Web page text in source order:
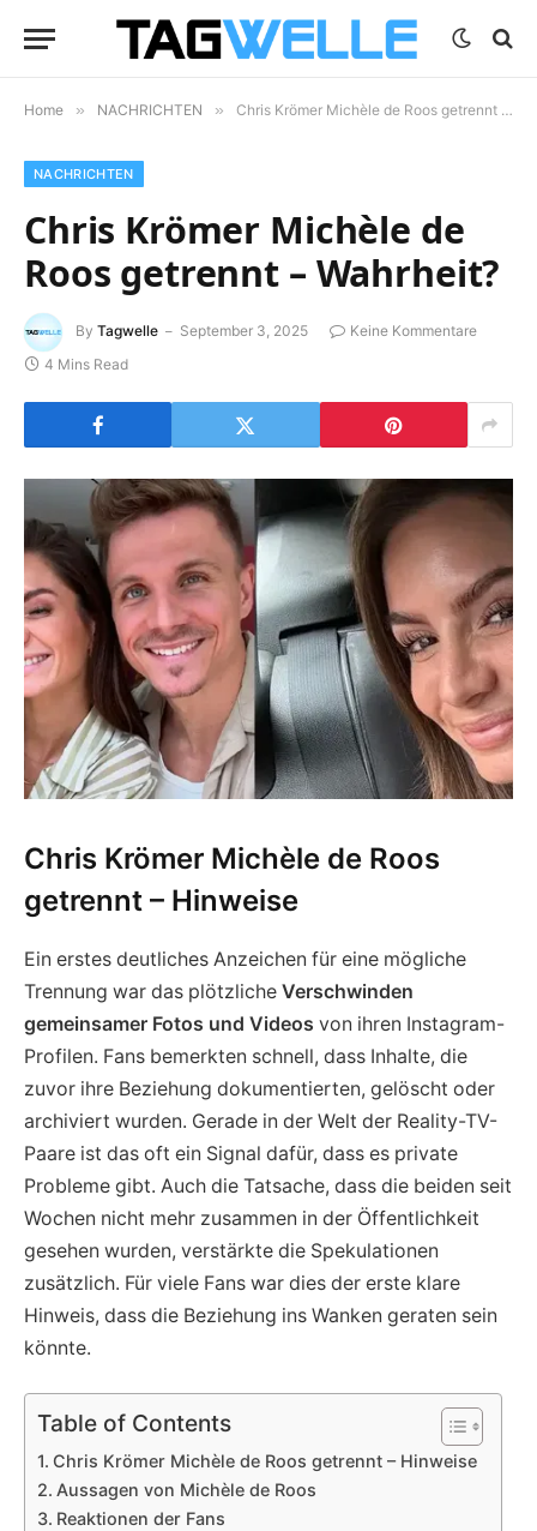
Home » NACHRICHTEN » Chris Krömer Michèle de Roos getrennt – Wahrheit?
NACHRICHTEN
Chris Krömer Michèle de
Roos getrennt – Wahrheit?
By Tagwelle September 3, 2025
Keine Kommentare
4 Mins Read
Chris Krömer Michèle de Roos
getrennt – Hinweise
Ein erstes deutliches Anzeichen für eine mögliche
Trennung war das plötzliche Verschwinden
gemeinsamer Fotos und Videos von ihren Instagram-
Profilen. Fans bemerkten schnell, dass Inhalte, die
zuvor ihre Beziehung dokumentierten, gelöscht oder
archiviert wurden. Gerade in der Welt der Reality-TV-
Paare ist das oft ein Signal dafür, dass es private
Probleme gibt. Auch die Tatsache, dass die beiden seit
Wochen nicht mehr zusammen in der Öffentlichkeit
gesehen wurden, verstärkte die Spekulationen
zusätzlich. Für viele Fans war dies der erste klare
Hinweis, dass die Beziehung ins Wanken geraten sein
könnte.
Table of Contents
Chris Krömer Michèle de Roos getrennt – Hinweise
Aussagen von Michèle de Roos
Reaktionen der Fans